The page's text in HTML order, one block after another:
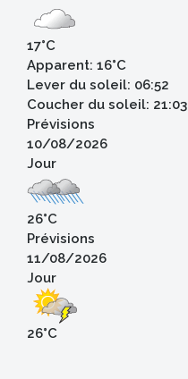
17°C
Apparent: 16°C
Lever du soleil: 06:52
Coucher du soleil: 21:03
Prévisions
10/08/2026
Jour
26°C
Prévisions
11/08/2026
Jour
26°C